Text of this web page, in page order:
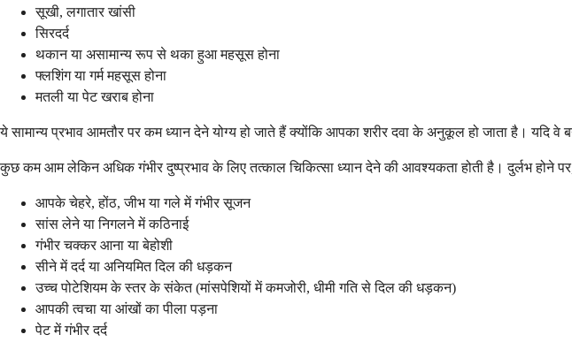
सूखी, लगातार खांसी
सिरदर्द
थकान या असामान्य रूप से थका हुआ महसूस होना
फ्लशिंग या गर्म महसूस होना
मतली या पेट खराब होना
ये सामान्य प्रभाव आमतौर पर कम ध्यान देने योग्य हो जाते हैं क्योंकि आपका शरीर दवा के अनुकूल हो जाता है।
कुछ कम आम लेकिन अधिक गंभीर दुष्प्रभाव के लिए तत्काल चिकित्सा ध्यान देने की आवश्यकता होती है। दुर्लभ होने
आपके चेहरे, होंठ, जीभ या गले में गंभीर सूजन
सांस लेने या निगलने में कठिनाई
गंभीर चक्कर आना या बेहोशी
सीने में दर्द या अनियमित दिल की धड़कन
उच्च पोटेशियम के स्तर के संकेत (मांसपेशियों में कमजोरी, धीमी गति से दिल की धड़कन)
आपकी त्वचा या आंखों का पीला पड़ना
पेट में गंभीर दर्द